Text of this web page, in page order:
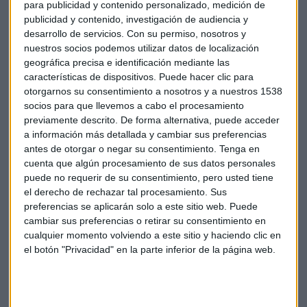
para publicidad y contenido personalizado, medición de
publicidad y contenido, investigación de audiencia y
desarrollo de servicios. Con su permiso, nosotros y
nuestros socios podemos utilizar datos de localización
geográfica precisa e identificación mediante las
características de dispositivos. Puede hacer clic para
otorgarnos su consentimiento a nosotros y a nuestros 1538
socios para que llevemos a cabo el procesamiento
previamente descrito. De forma alternativa, puede acceder
a información más detallada y cambiar sus preferencias
antes de otorgar o negar su consentimiento. Tenga en
cuenta que algún procesamiento de sus datos personales
puede no requerir de su consentimiento, pero usted tiene
el derecho de rechazar tal procesamiento. Sus
preferencias se aplicarán solo a este sitio web. Puede
cambiar sus preferencias o retirar su consentimiento en
cualquier momento volviendo a este sitio y haciendo clic en
el botón "Privacidad" en la parte inferior de la página web.
prototipo de ese producto testado en condiciones
semirreales, tiene que saber seguro que existe ya el
mercado para ese mercado y un plan muy concreto, ser
innovador, ser disruptivo".
Escucha la sección completa aquí:
*Lo sentimos pero el audio ha sido eliminado
Empresas Investigación Subvenciones
Innovación Financiación Pyme Desarrollo
I+D+i Horizonte 2020 RTDI